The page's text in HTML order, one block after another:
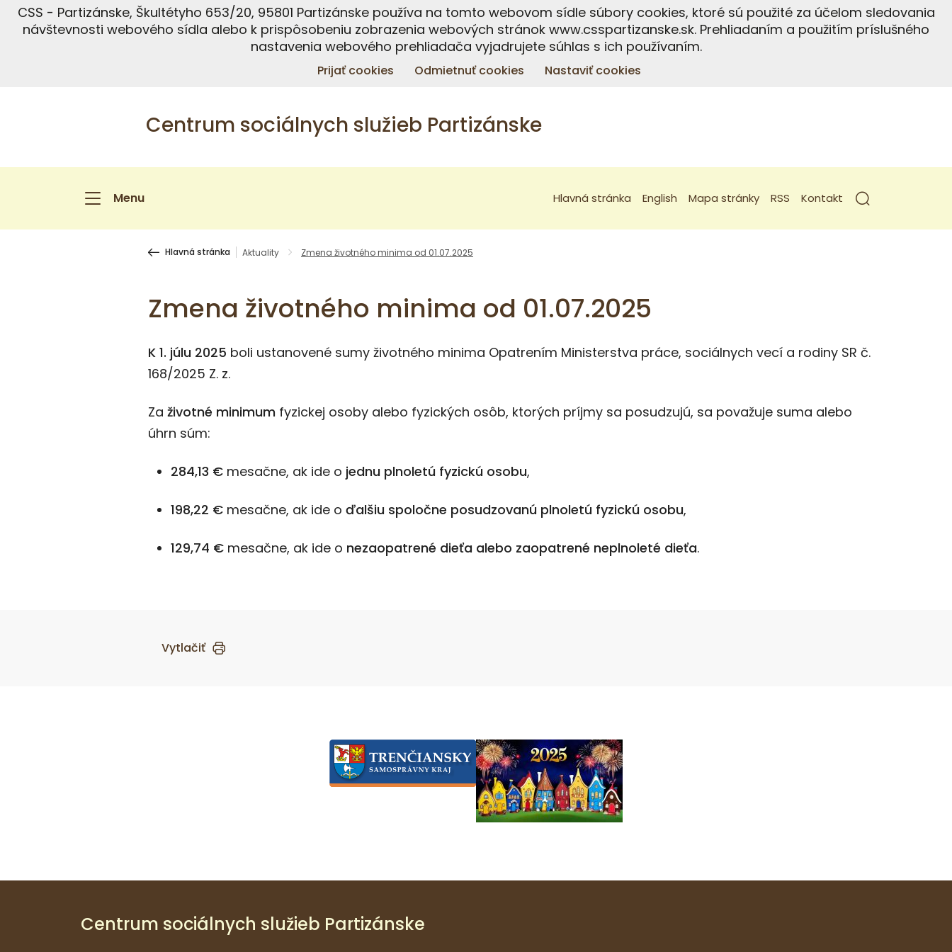
CSS - Partizánske, Škultétyho 653/20, 95801 Partizánske používa na tomto webovom sídle súbory cookies, ktoré sú použité za účelom sledovania
návštevnosti webového sídla alebo k prispôsobeniu zobrazenia webových stránok www.csspartizanske.sk. Prehliadaním a použitím príslušného
nastavenia webového prehliadača vyjadrujete súhlas s ich používaním.
Prijať cookies Odmietnuť cookies Nastaviť cookies
Centrum sociálnych služieb Partizánske
Menu Hlavná stránka English Mapa stránky RSS Kontakt
Hlavná stránka Aktuality Zmena životného minima od 01.07.2025
Zmena životného minima od 01.07.2025
K 1. júlu 2025 boli ustanovené sumy životného minima Opatrením Ministerstva práce, sociálnych vecí a rodiny SR č.
168/2025 Z. z.
Za životné minimum fyzickej osoby alebo fyzických osôb, ktorých príjmy sa posudzujú, sa považuje suma alebo
úhrn súm:
284,13 € mesačne, ak ide o jednu plnoletú fyzickú osobu,
198,22 € mesačne, ak ide o ďalšiu spoločne posudzovanú plnoletú fyzickú osobu,
129,74 € mesačne, ak ide o nezaopatrené dieťa alebo zaopatrené neplnoleté dieťa.
Vytlačiť
Centrum sociálnych služieb Partizánske